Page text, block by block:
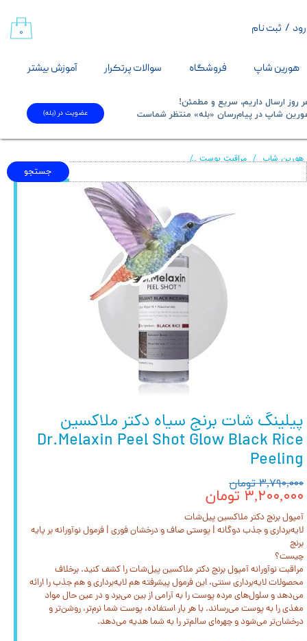
هورین شاپ فروشگاه سوالات پرتکرار آموزش بیشتر
/ ثبت نام
حساب کاربری من
تغییر گذر واژه
خروج از حساب کاربری
۰
جستجو
روز ارسال داریم، سریع و مطمئن!
شاپ در پیام‌رسان «بله» منتظر شماست​​​​​​​
عضویت در (بله)
هورین شاپ مراقبت پوست پیلینگ شات برنج سیاه دکتر ملاکسین Dr.Melaxin Peel Shot Glow Black Rice Peeling
پیلینگ شات برنج سیاه دکتر ملاکسین
Dr.Melaxin Peel Shot Glow Black Rice
Peeling
۳,۷۹۰,۰۰۰ تومان
۳,۲۰۰,۰۰۰ تومان
آمپول برنج دکتر ملاکسین پیل‌شات
لایه‌برداری و جذب دوگانه | پوستی صاف و درخشان فوری | فرمول نوآورانه بر پایه
برنج
چیست؟
مراقبت نوآورانه آمپول برنج دکتر ملاکسین پیل‌شات را کشف کنید. برخلاف
محصولات لایه‌برداری سنتی، این فرمول پیشرفته هم لایه‌برداری و هم جذب را ارائه
می‌دهد و سلول‌های مرده پوست را به آرامی از بین می‌برد و در عین حال مواد
مغذی را به پوست می‌رساند. با هر بار استفاده، پوست شما نرم‌تر، روشن‌تر و
درخشان‌تر می‌شود و چهره‌ای سالم‌تر را به شما هدیه می‌دهد.